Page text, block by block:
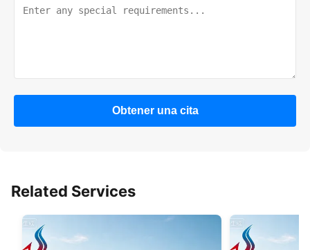
Obtener una cita
Related Services